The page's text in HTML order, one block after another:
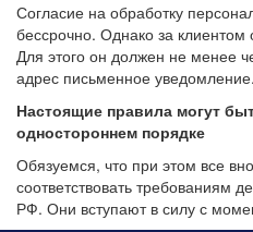
Согласие на обработку
бессрочно. Однако за клиентом
Для этого он должен не менее
адрес письменное уведомление.
Настоящие правила могут
одностороннем порядке
Обязуемся, что при этом все
соответствовать требованиям
РФ. Они вступают в силу с